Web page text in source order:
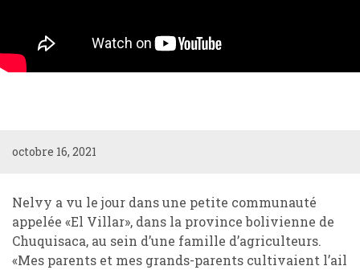
octobre 16, 2021
Nelvy a vu le jour dans une petite communauté
appelée «El Villar», dans la province bolivienne de
Chuquisaca, au sein d’une famille d’agriculteurs.
«Mes parents et mes grands-parents cultivaient l’ail